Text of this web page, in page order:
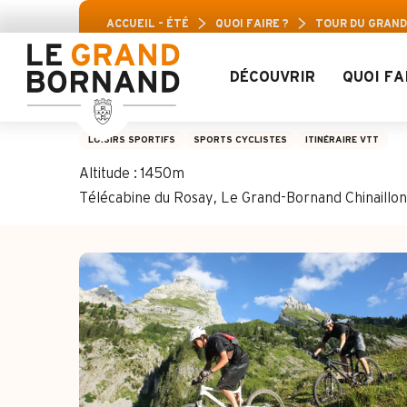
au
contenu
principal
Pass
DÉCOUVRIR QUOI
ACCUEIL – ÉTÉ QUOI FAIRE ? TOUR DU
Tour du Grand-
LOISIRS SPORTIFS SPORTS CYCLISTES ITINÉRAIRE VTT
Altitude : 1450m
Télécabine du Rosay, Le Grand-Bornand